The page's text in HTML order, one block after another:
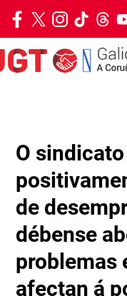
Ir o contido principal
O
de
débense
problemas
afectan á